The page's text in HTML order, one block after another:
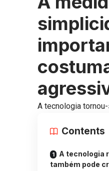
A tecnologia
Contents
A tecnologia
também pode